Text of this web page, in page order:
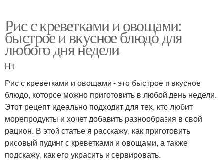
Рис с креветками и овощами:
быстрое и вкусное блюдо для
любого дня недели
H1
Рис с креветками и овощами - это быстрое и вкусное
блюдо, которое можно приготовить в любой день недели.
Этот рецепт идеально подходит для тех, кто любит
морепродукты и хочет добавить разнообразия в свой
рацион. В этой статье я расскажу, как приготовить
рисовый пудинг с креветками и овощами, а также
подскажу, как его украсить и сервировать.